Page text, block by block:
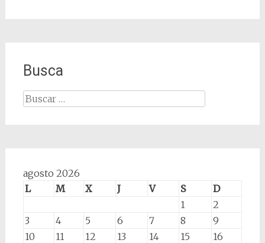
Busca
Buscar:
agosto 2026
L
M X J V S
D
1
2
3
4 5 6 7 8
9
10
11 12 13 14 15
16